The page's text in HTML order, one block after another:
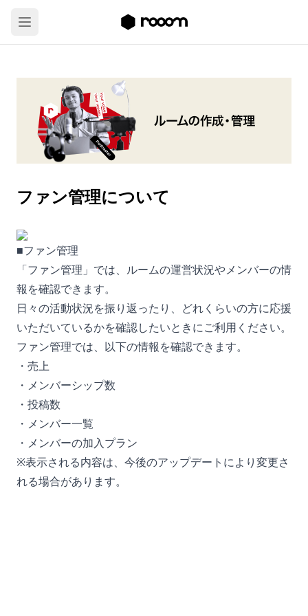
ファン管理について
■ファン管理
「ファン管理」では、ルームの運営状況やメンバーの情
報を確認できます。
日々の活動状況を振り返ったり、どれくらいの方に応援
いただいているかを確認したいときにご利用ください。
ファン管理では、以下の情報を確認できます。
・売上
・メンバーシップ数
・投稿数
・メンバー一覧
・メンバーの加入プラン
※表示される内容は、今後のアップデートにより変更さ
れる場合があります。